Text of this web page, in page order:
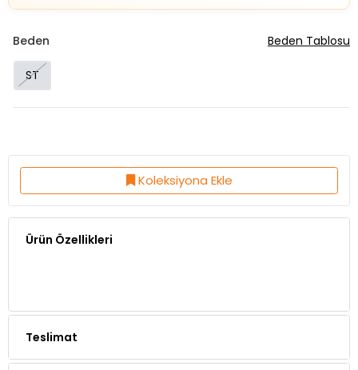
Beden
ST
Beden Tablosu
Koleksiyona Ekle
Ürün Özellikleri
Teslimat